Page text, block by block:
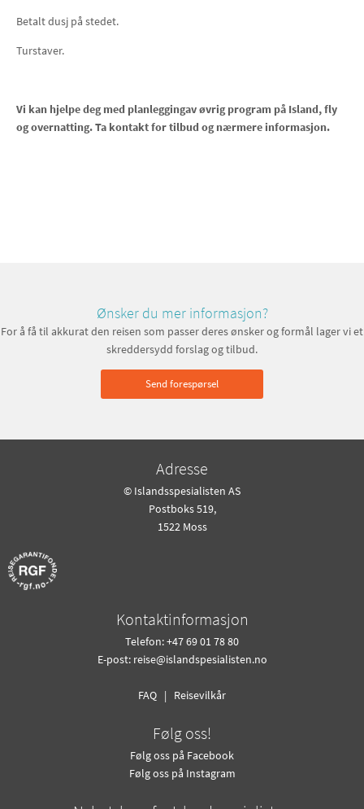
Betalt dusj på stedet.
Turstaver.
Vi kan hjelpe deg med planleggingav øvrig program på Island, fly
og overnatting. Ta kontakt for tilbud og nærmere informasjon.
Ønsker du mer informasjon?
For å få til akkurat den reisen som passer deres ønsker og formål lager vi et
skreddersydd forslag og tilbud.
Send forespørsel
Adresse
© Islandsspesialisten AS
Postboks 519,
1522 Moss
Kontaktinformasjon
Telefon: +47 69 01 78 80
E-post: reise@islandspesialisten.no
FAQ | Reisevilkår
Følg oss!
Følg oss på Facebook
Følg oss på Instagram